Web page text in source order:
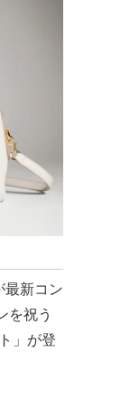
最新コン
を祝う
」が登